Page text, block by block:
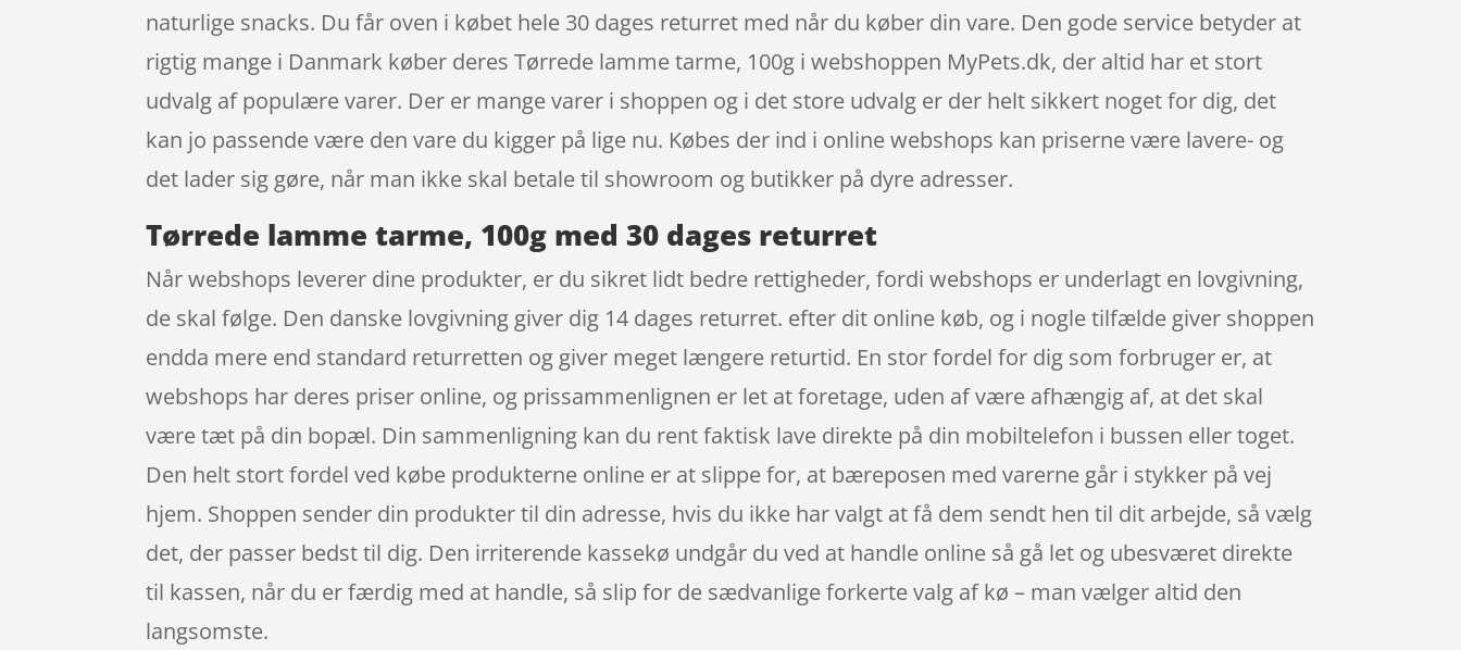
naturlige snacks. Du får oven i købet hele 30 dages returret med når du køber din vare. Den gode service betyder at
rigtig mange i Danmark køber deres Tørrede lamme tarme, 100g i webshoppen MyPets.dk, der altid har et stort
udvalg af populære varer. Der er mange varer i shoppen og i det store udvalg er der helt sikkert noget for dig, det
kan jo passende være den vare du kigger på lige nu. Købes der ind i online webshops kan priserne være lavere- og
det lader sig gøre, når man ikke skal betale til showroom og butikker på dyre adresser.
Tørrede lamme tarme, 100g med 30 dages returret
Når webshops leverer dine produkter, er du sikret lidt bedre rettigheder, fordi webshops er underlagt en lovgivning,
de skal følge. Den danske lovgivning giver dig 14 dages returret. efter dit online køb, og i nogle tilfælde giver shoppen
endda mere end standard returretten og giver meget længere returtid. En stor fordel for dig som forbruger er, at
webshops har deres priser online, og prissammenlignen er let at foretage, uden af være afhængig af, at det skal
være tæt på din bopæl. Din sammenligning kan du rent faktisk lave direkte på din mobiltelefon i bussen eller toget.
Den helt stort fordel ved købe produkterne online er at slippe for, at bæreposen med varerne går i stykker på vej
hjem. Shoppen sender din produkter til din adresse, hvis du ikke har valgt at få dem sendt hen til dit arbejde, så vælg
det, der passer bedst til dig. Den irriterende kassekø undgår du ved at handle online så gå let og ubesværet direkte
til kassen, når du er færdig med at handle, så slip for de sædvanlige forkerte valg af kø – man vælger altid den
langsomste.